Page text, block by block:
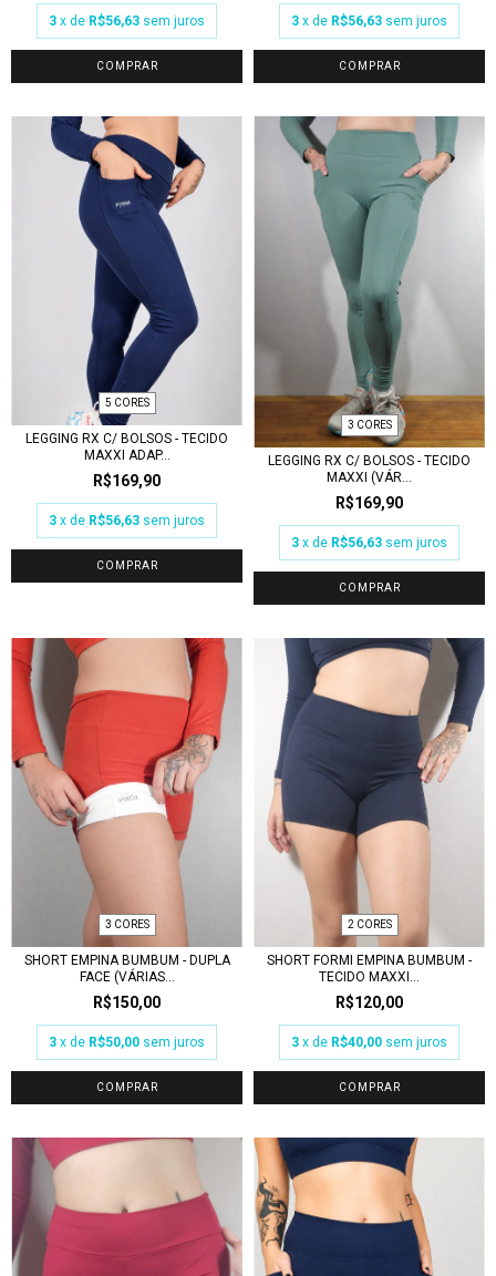
3 x de R$56,63 sem juros
COMPRAR
3 x de R$56,63 sem juros
COMPRAR
5 CORES
LEGGING RX C/ BOLSOS - TECIDO
MAXXI ADAP...
R$169,90
3 x de R$56,63 sem juros
COMPRAR
3 CORES
LEGGING RX C/ BOLSOS - TECIDO
MAXXI (VÁR...
R$169,90
3 x de R$56,63 sem juros
COMPRAR
3 CORES
SHORT EMPINA BUMBUM - DUPLA
FACE (VÁRIAS...
R$150,00
3 x de R$50,00 sem juros
COMPRAR
2 CORES
SHORT FORMI EMPINA BUMBUM -
TECIDO MAXXI...
R$120,00
3 x de R$40,00 sem juros
COMPRAR